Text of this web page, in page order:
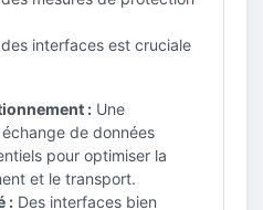
interfaces est cruciale
: Une
de données
pour optimiser la
et le transport.
: Des interfaces bien